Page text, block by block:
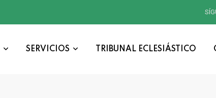
SERVICIOS TRIBUNAL ECLESIÁSTICO